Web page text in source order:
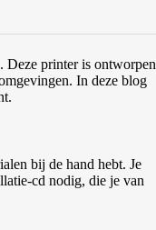
Deze printer is ontworpen
In deze blog
bij de hand hebt. Je
cd nodig, die je van